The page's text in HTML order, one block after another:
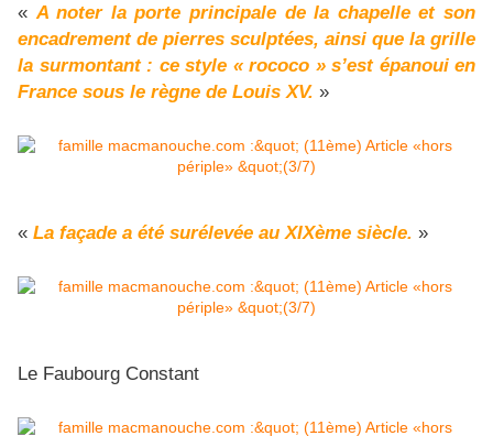
« A noter la porte principale de la chapelle et son
encadrement de pierres sculptées, ainsi que la grille
la surmontant : ce style « rococo » s’est épanoui en
France sous le règne de Louis XV. »
« La façade a été surélevée au XIXème siècle. »
Le Faubourg Constant